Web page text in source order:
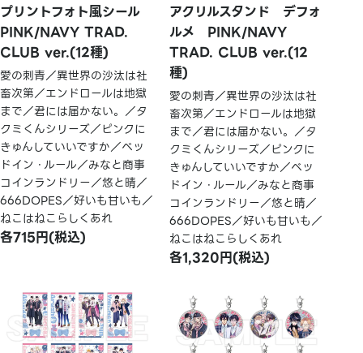
プリントフォト風シール
PINK/NAVY TRAD.
CLUB ver.(12種)
愛の刺青／異世界の沙汰は社
畜次第／エンドロールは地獄
まで／君には届かない。／タ
クミくんシリーズ／ピンクに
きゅんしていいですか／ベッ
ドイン・ルール／みなと商事
コインランドリー／悠と晴／
666DOPES／好いも甘いも／
ねこはねこらしくあれ
各715円(税込)
アクリルスタンド デフォ
ルメ PINK/NAVY
TRAD. CLUB ver.(12
種)
愛の刺青／異世界の沙汰は社
畜次第／エンドロールは地獄
まで／君には届かない。／タ
クミくんシリーズ／ピンクに
きゅんしていいですか／ベッ
ドイン・ルール／みなと商事
コインランドリー／悠と晴／
666DOPES／好いも甘いも／
ねこはねこらしくあれ
各1,320円(税込)